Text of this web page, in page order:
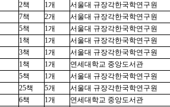
2책 1개
서울대 규장각한국학연구원
7책 2개
서울대 규장각한국학연구원
5책 1개
서울대 규장각한국학연구원
1책 1개
서울대 규장각한국학연구원
3책 1개
서울대 규장각한국학연구원
1책 1개
연세대학교 중앙도서관
5책 1개
서울대 규장각한국학연구원
25책 5개
서울대 규장각한국학연구원
6책 1개
연세대학교 중앙도서관